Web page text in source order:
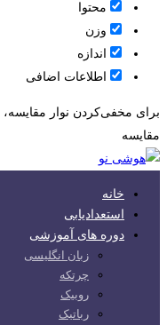
محتوا
وزن
اندازه
اطلاعات اضافی
برای مخفی‌کردن نوار مقایسه،
مقایسه
خانه
استعدادیابی
دوره های آموزشی
زبان انگلیسی
چرتکه
روبیک
رباتیک